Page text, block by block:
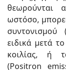
θεωρούνται
ωστόσο,
ειδικά μετά
κοιλίας, ή
(Positron